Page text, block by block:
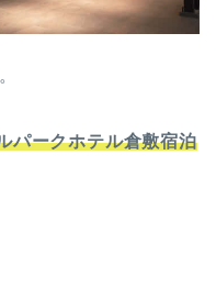
パークホテル倉敷宿泊